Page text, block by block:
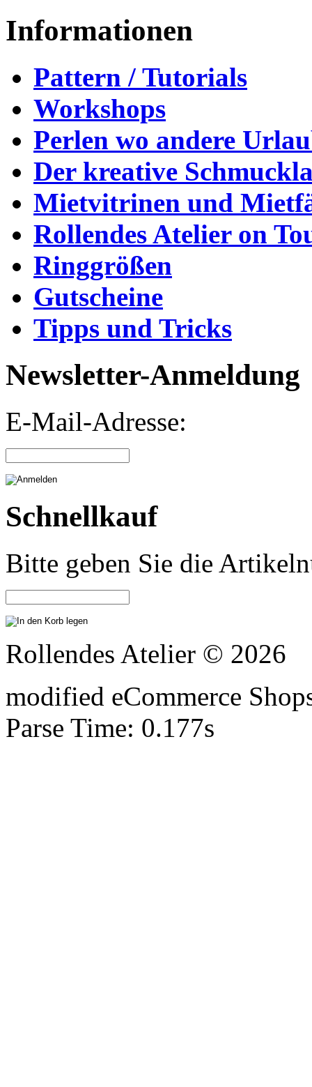
Informationen
Pattern / Tutorials
Workshops
Perlen wo andere
Der kreative
Mietvitrinen und
Rollendes Atelier on
Ringgrößen
Gutscheine
Tipps und Tricks
Newsletter-Anmeldung
E-Mail-Adresse:
Schnellkauf
Bitte geben Sie die
Rollendes Atelier © 2026
modified eCommerce
Parse Time: 0.177s